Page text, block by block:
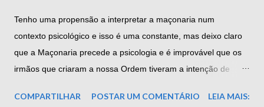
Tenho uma propensão a interpretar a maçonaria num
contexto psicológico e isso é uma constante, mas deixo claro
que a Maçonaria precede a psicologia e é improvável que os
irmãos que criaram a nossa Ordem tiveram a intenção de
Mas que há “algo mais”, isso sim, tenho certeza, afinal, não é
COMPARTILHAR POSTAR UM COMENTÁRIO LEIA MAIS: